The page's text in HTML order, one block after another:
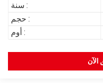
سنة :
حجم :
أوم :